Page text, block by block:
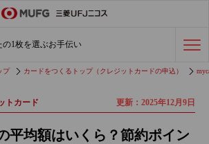
の1枚を選ぶお手伝い
い 効率化術
プ カードをつくるトップ（クレジットカードの申込）
トカード 更新：2025年12月9日
平均額はいくら？節約ポイン